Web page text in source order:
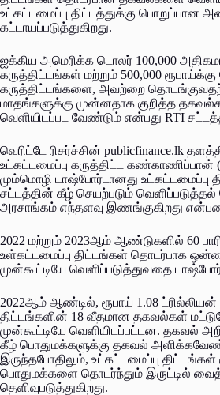
உட்கட்டமைப்பு திட்டத்துக்கு பொறுப்பான
கட்டாயப்படுத்துகிறது.
ஐக்கிய அமெரிக்க டொலர் 100,000
கருத்திட்டங்கள் மற்றும் 500,000 ரூபாய்க்கு
கருத்திட்டங்களை, அவற்றை
மாதங்களுக்கு முன்னதாக குறித்த
வெளியிடப்பட வேண்டும் என்பது RTI
வெரிட்டே ரிசர்ச்சின் publicfinance.lk
உட்கட்டமைப்பு கருத்திட்ட கண்காணிப்பான்
மும்மொழி டாஷ்போர்டானது உட்கட்டமைப்பு
சட்டத்தின் கீழ் செயற்படும்
அரசாங்கம் எந்தளவு இணங்குகிறது
2022 மற்றும் 2023ஆம் ஆண்டுகளில் 60
உள்கட்டமைப்பு திட்டங்கள் தொடர்பாக
முன்கூட்டியே வெளிப்படுத்துவதை
2022ஆம் ஆண்டில், ரூபாய் 1.08 ட்ரில்லியன்
திட்டங்களின் 18 வீதமான தகவல்கள்
முன்கூட்டியே வெளியிடப்பட்டன. தகவல்
கீழ் பொதுமக்களுக்கு தகவல்
இருந்தபோதிலும், உட்கட்டமைப்பு திட்டங்கள்
பொதுமக்களை தொடர்ந்தும் இருட்டில்
தெளிவுபடுத்துகிறது.